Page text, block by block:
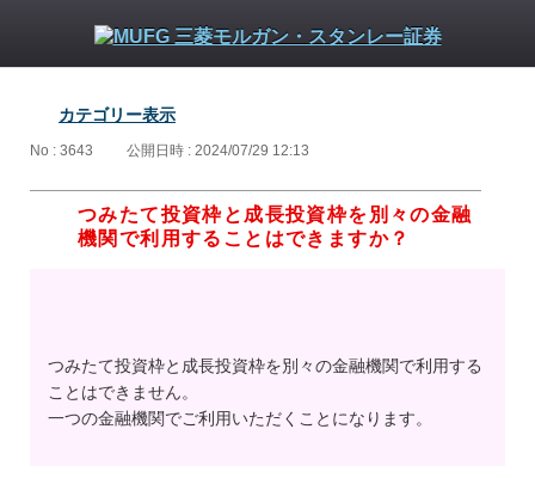
カテゴリー表示
No : 3643 公開日時 : 2024/07/29 12:13
つみたて投資枠と成長投資枠を別々の金融
機関で利用することはできますか？
つみたて投資枠と成長投資枠を別々の金融機関で利用する
ことはできません。
一つの金融機関でご利用いただくことになります。